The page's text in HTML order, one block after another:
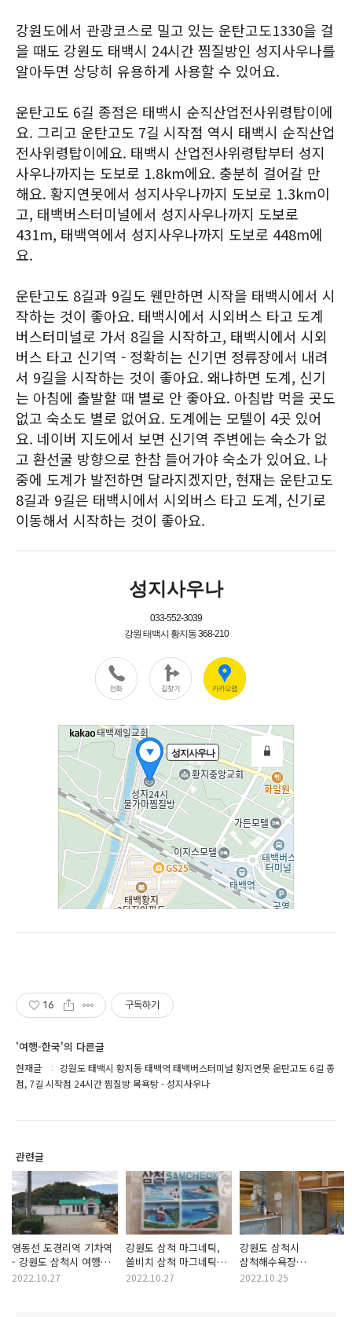
강원도에서 관광코스로 밀고 있는 운탄고도1330을 걸
을 때도 강원도 태백시 24시간 찜질방인 성지사우나를
알아두면 상당히 유용하게 사용할 수 있어요.
운탄고도 6길 종점은 태백시 순직산업전사위령탑이에
요. 그리고 운탄고도 7길 시작점 역시 태백시 순직산업
전사위령탑이에요. 태백시 산업전사위령탑부터 성지
사우나까지는 도보로 1.8km에요. 충분히 걸어갈 만
해요. 황지연못에서 성지사우나까지 도보로 1.3km이
고, 태백버스터미널에서 성지사우나까지 도보로
431m, 태백역에서 성지사우나까지 도보로 448m에
요.
운탄고도 8길과 9길도 웬만하면 시작을 태백시에서 시
작하는 것이 좋아요. 태백시에서 시외버스 타고 도계
버스터미널로 가서 8길을 시작하고, 태백시에서 시외
버스 타고 신기역 - 정확히는 신기면 정류장에서 내려
서 9길을 시작하는 것이 좋아요. 왜냐하면 도계, 신기
는 아침에 출발할 때 별로 안 좋아요. 아침밥 먹을 곳도
없고 숙소도 별로 없어요. 도계에는 모텔이 4곳 있어
요. 네이버 지도에서 보면 신기역 주변에는 숙소가 없
고 환선굴 방향으로 한참 들어가야 숙소가 있어요. 나
중에 도계가 발전하면 달라지겠지만, 현재는 운탄고도
8길과 9길은 태백시에서 시외버스 타고 도계, 신기로
이동해서 시작하는 것이 좋아요.
16 구독하기
'여행-한국'의 다른글
현재글
강원도 태백시 황지동 태백역 태백버스터미널 황지연못 운탄고도 6길 종
점, 7길 시작점 24시간 찜질방 목욕탕 - 성지사우나
관련글
영동선 도경리역 기차역
- 강원도 삼척시 여행지
국가등록문화재 제298호
2022.10.27
강원도 삼척 마그네틱,
쏠비치 삼척 마그네틱
여행 기념품 - 굿앤굿스
2022.10.27
강원도 삼척시
삼척해수욕장
게스트하우스 - 달나루
2022.10.25